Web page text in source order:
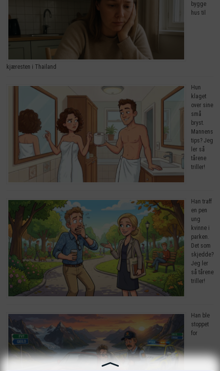
bygge
hus til
kjæresten i Thailand
Hun
klaget
over sine
små
bryst.
Mannens
tips? Jeg
ler så
tårene
triller!
Han traff
en pen
ung
kvinne i
parken.
Det som
skjedde?
Jeg ler
så tårene
triller!
Han ble
stoppet
for